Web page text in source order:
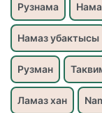
Рузнама
Намаз убактысы
Рузман
Ламаз хан